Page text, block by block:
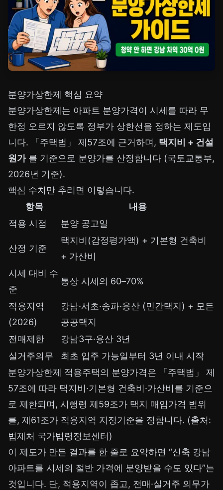
분양가상한제 핵심 요약
분양가상한제는 아파트 분양가격이 시세를 따라 무
한정 오르지 않도록 정부가 상한선을 정하는 제도입
니다. 「주택법」 제57조에 근거하며, 택지비 + 건설
원가를 기준으로 분양가를 산정합니다 (국토교통부,
2026년 기준).
핵심 수치만 추리면 이렇습니다.
항목
내용
적용 시점
분양 공고일
산정 기준
택지비(감정평가액) + 기본형 건축비
+ 가산비
시세 대비 수
준
통상 시세의 60–70%
적용지역
(2026)
강남·서초·송파·용산 (민간택지) + 모든
공공택지
전매제한
강남3구·용산 3년
실거주의무
최초 입주 가능일부터 3년 이내 시작
분양가상한제 적용주택의 분양가격은 「주택법」 제
57조에 따라 택지비·기본형 건축비·가산비를 기준으
로 제한되며, 시행령 제59조가 택지 매입가격 범위
를, 제61조가 적용지역 지정기준을 정합니다. (출처:
법제처 국가법령정보센터)
이 제도가 만든 결과를 한 줄로 요약하면 “신축 강남
아파트를 시세의 절반 가격에 분양받을 수도 있다”는
것입니다. 단, 적용지역이 좁고, 전매·실거주 의무가